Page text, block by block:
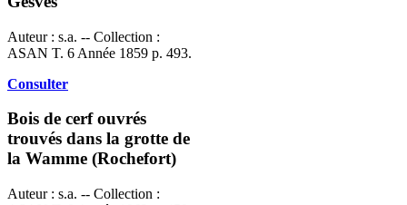
Auteur : s.a. -- Collection :
ASAN T. 6 Année 1859 p. 493.
Consulter
Bois de cerf ouvrés
trouvés dans la grotte de
la Wamme (Rochefort)
Auteur : s.a. -- Collection :